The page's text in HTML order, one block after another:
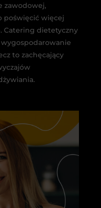
zawodowej,
poświęcić więcej
Catering dietetyczny
to zachęcający